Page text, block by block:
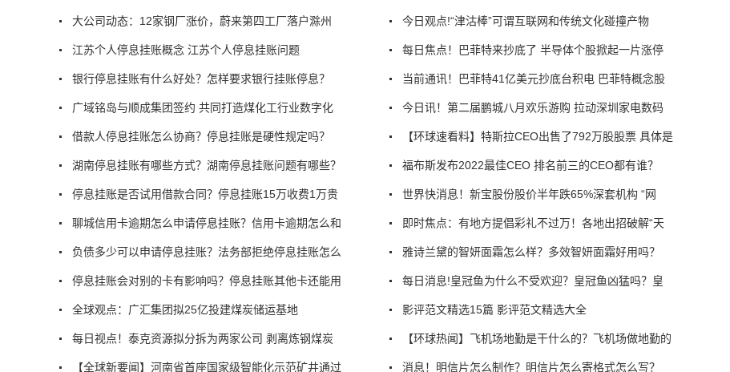
大公司动态：12家钢厂涨价，蔚来第四工厂落户滁州
江苏个人停息挂账概念 江苏个人停息挂账问题
银行停息挂账有什么好处？怎样要求银行挂账停息？
广域铭岛与顺成集团签约 共同打造煤化工行业数字化
借款人停息挂账怎么协商？停息挂账是硬性规定吗？
湖南停息挂账有哪些方式？湖南停息挂账问题有哪些？
停息挂账是否试用借款合同？停息挂账15万收费1万贵
聊城信用卡逾期怎么申请停息挂账？信用卡逾期怎么和
负债多少可以申请停息挂账？法务部拒绝停息挂账怎么
停息挂账会对别的卡有影响吗？停息挂账其他卡还能用
全球观点：广汇集团拟25亿投建煤炭储运基地
每日视点！泰克资源拟分拆为两家公司 剥离炼钢煤炭
【全球新要闻】河南省首座国家级智能化示范矿井通过
今日观点!“津沽棒”可谓互联网和传统文化碰撞产物
每日焦点！巴菲特来抄底了 半导体个股掀起一片涨停
当前通讯！巴菲特41亿美元抄底台积电 巴菲特概念股
今日讯！第二届鹏城八月欢乐游购 拉动深圳家电数码
【环球速看料】特斯拉CEO出售了792万股股票 具体是
福布斯发布2022最佳CEO 排名前三的CEO都有谁？
世界快消息！新宝股份股价半年跌65%深套机构 “网
即时焦点：有地方提倡彩礼不过万！各地出招破解“天
雅诗兰黛的智妍面霜怎么样？多效智妍面霜好用吗？
每日消息!皇冠鱼为什么不受欢迎？皇冠鱼凶猛吗？皇
影评范文精选15篇 影评范文精选大全
【环球热闻】飞机场地勤是干什么的？飞机场做地勤的
消息！明信片怎么制作？明信片怎么寄格式怎么写？